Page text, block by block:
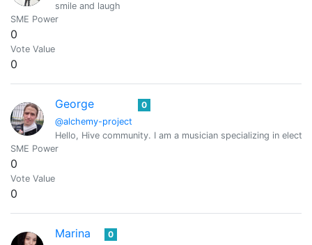
smile and laugh
SME Power
0
Vote Value
0
George
@alchemy-project
0
Hello, Hive community. I am a musician specializing in
SME Power
0
Vote Value
0
Marina 0